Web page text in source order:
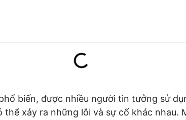
biến, được nhiều người tin tưởng sử
thể xảy ra những lỗi và sự cố khác nhau.